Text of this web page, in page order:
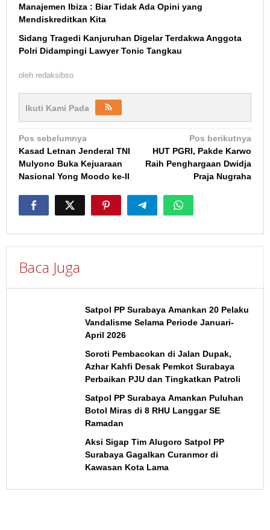
Manajemen Ibiza : Biar Tidak Ada Opini yang
Mendiskreditkan Kita
Sidang Tragedi Kanjuruhan Digelar Terdakwa Anggota
Polri Didampingi Lawyer Tonic Tangkau
oleh redaksibso
Ikuti Kami Pada
Navigasi
pos
Pos sebelumnya
Kasad Letnan Jenderal TNI
Mulyono Buka Kejuaraan
Nasional Yong Moodo ke-II
Pos berikutnya
HUT PGRI, Pakde Karwo
Raih Penghargaan Dwidja
Praja Nugraha
Baca Juga
Satpol PP Surabaya Amankan 20 Pelaku
Vandalisme Selama Periode Januari-
April 2026
Soroti Pembacokan di Jalan Dupak,
Azhar Kahfi Desak Pemkot Surabaya
Perbaikan PJU dan Tingkatkan Patroli
Satpol PP Surabaya Amankan Puluhan
Botol Miras di 8 RHU Langgar SE
Ramadan
Aksi Sigap Tim Alugoro Satpol PP
Surabaya Gagalkan Curanmor di
Kawasan Kota Lama